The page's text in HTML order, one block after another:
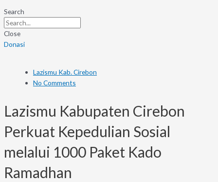
Search
Close
Donasi
Lazismu Kab. Cirebon
No Comments
Lazismu Kabupaten Cirebon
Perkuat Kepedulian Sosial
melalui 1000 Paket Kado
Ramadhan